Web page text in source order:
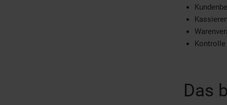
Kontrolle
Das